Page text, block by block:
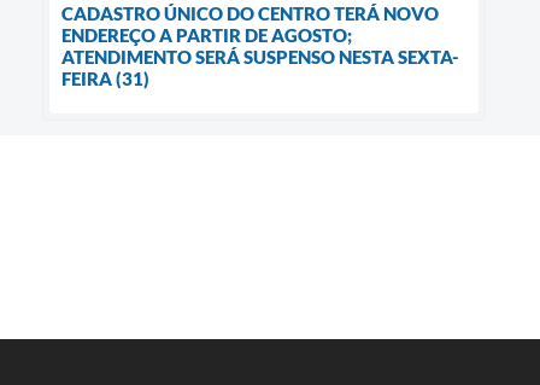
CADASTRO ÚNICO DO CENTRO TERÁ NOVO
ENDEREÇO A PARTIR DE AGOSTO;
ATENDIMENTO SERÁ SUSPENSO NESTA SEXTA-
FEIRA (31)